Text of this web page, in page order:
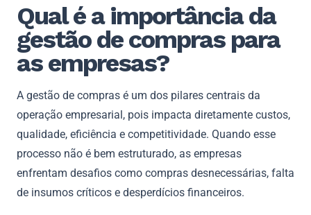
Qual é a importância da
gestão de compras para
as empresas?
A gestão de compras é um dos pilares centrais da
operação empresarial, pois impacta diretamente custos,
qualidade, eficiência e competitividade. Quando esse
processo não é bem estruturado, as empresas
enfrentam desafios como compras desnecessárias, falta
de insumos críticos e desperdícios financeiros.